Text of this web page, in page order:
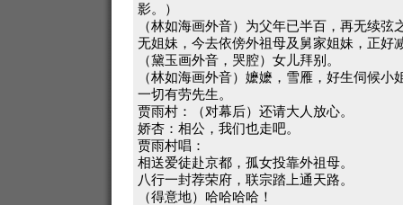
影。）
（林如海画外音）为父年已半百，再无续
无姐妹，今去依傍外祖母及舅家姐妹，正好
（黛玉画外音，哭腔）女儿拜别。
（林如海画外音）嬷嬷，雪雁，好生伺候
一切有劳先生。
贾雨村：（对幕后）还请大人放心。
娇杏：相公，我们也走吧。
贾雨村唱：
相送爱徒赴京都，孤女投靠外祖母。
八行一封荐荣府，联宗踏上通天路。
（得意地）哈哈哈哈！